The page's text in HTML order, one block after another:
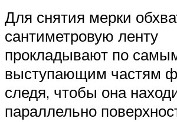
Для снятия мерки
сантиметровую ленту
прокладывают по
выступающим частям
следя, чтобы она
параллельно